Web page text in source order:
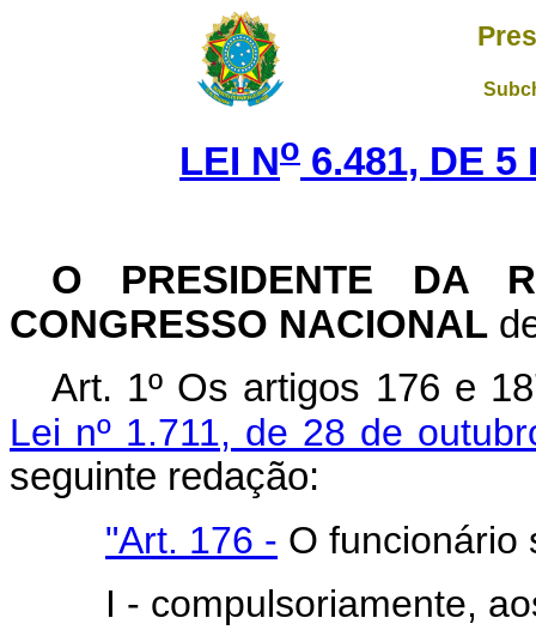
LEI No 6.481, DE 5
O PRESIDENTE DA
CONGRESSO NACIONAL
Art. 1º Os artigos 176 e
Lei nº 1.711, de 28 de
seguinte redação:
"Art. 176 - O funcionário
I - compulsoriamente,